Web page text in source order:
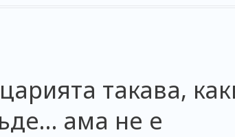
такава,
ама не е